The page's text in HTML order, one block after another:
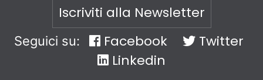
Iscriviti alla Newsletter
Seguici su: Facebook
Twitter
Linkedin